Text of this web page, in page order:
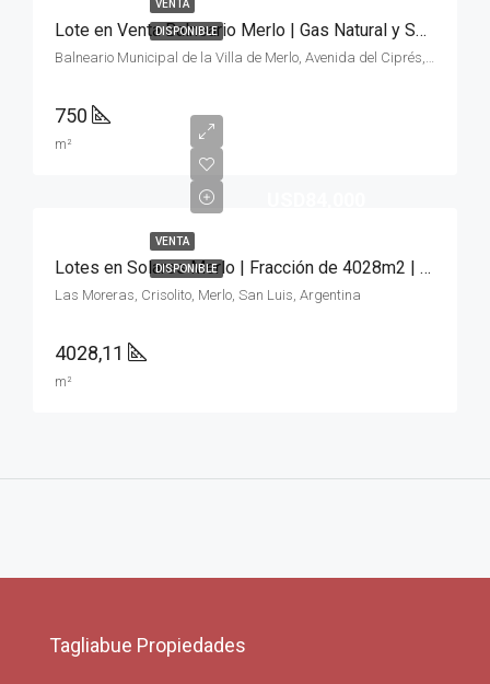
VENTA
DISPONIBLE Lote en Venta Balneario Merlo | Gas Natural y Servicios
Balneario Municipal de la Villa de Merlo, Avenida del Ciprés, Merlo, San Luis, Argentina
750
m²
VENTA
DISPONIBLE Lotes en Solares Merlo | Fracción de 4028m2 | Oportunidad
Las Moreras, Crisolito, Merlo, San Luis, Argentina
4028,11
m²
Tagliabue Propiedades